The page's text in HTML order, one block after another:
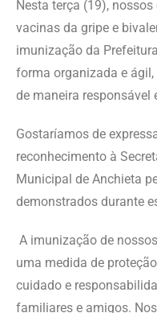
Nesta terça (19),
vacinas da gripe e
imunização da
forma organizada e
de maneira responsável
Gostaríamos de
reconhecimento à
Municipal de Anchieta
demonstrados durante
A imunização de
uma medida de
cuidado e
familiares e amigos.